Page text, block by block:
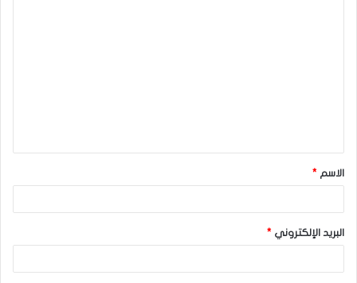
ق
*الاسم *
البريد الإلكتروني *